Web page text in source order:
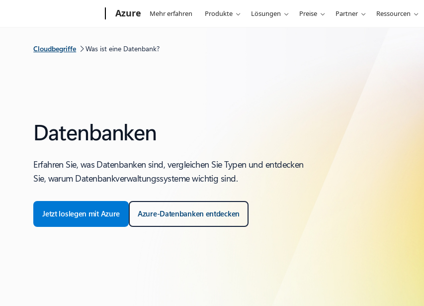
Azure Mehr erfahren Produkte Lösungen Preise Partner Ressourcen
Cloudbegriffe Was ist eine Datenbank?
Datenbanken
Erfahren Sie, was Datenbanken sind, vergleichen Sie Typen und entdecken
Sie, warum Datenbankverwaltungssysteme wichtig sind.
Jetzt loslegen mit Azure Azure-Datenbanken entdecken